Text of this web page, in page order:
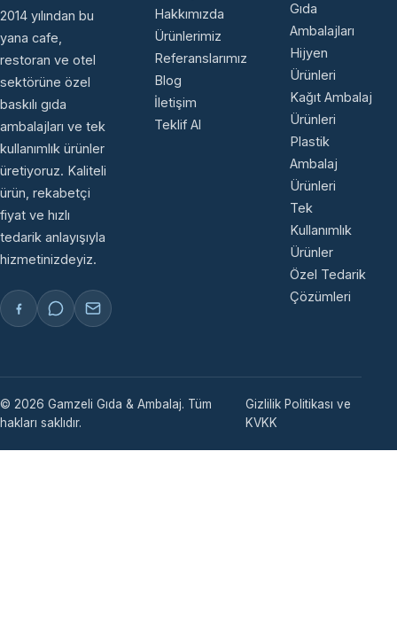
2014 yılından bu
yana cafe,
restoran ve otel
sektörüne özel
baskılı gıda
ambalajları ve tek
kullanımlık ürünler
üretiyoruz. Kaliteli
ürün, rekabetçi
fiyat ve hızlı
tedarik anlayışıyla
hizmetinizdeyiz.
Hakkımızda
Ürünlerimiz
Referanslarımız
Blog
İletişim
Teklif Al
Gıda
Ambalajları
Hijyen
Ürünleri
Kağıt Ambalaj
Ürünleri
Plastik
Ambalaj
Ürünleri
Tek
Kullanımlık
Ürünler
Özel Tedarik
Çözümleri
© 2026 Gamzeli Gıda & Ambalaj. Tüm
hakları saklıdır.
Gizlilik Politikası ve
KVKK